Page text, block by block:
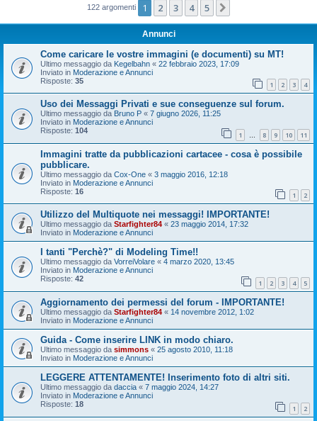
122 argomenti 1 2 3 4 5
Annunci
Come caricare le vostre immagini (e documenti) su MT!
Ultimo messaggio da Kegelbahn « 22 febbraio 2023, 17:09
Inviato in Moderazione e Annunci
Risposte: 35 1 2 3 4
Uso dei Messaggi Privati e sue conseguenze sul forum.
Ultimo messaggio da Bruno P « 7 giugno 2026, 11:25
Inviato in Moderazione e Annunci
Risposte: 104 1 … 8 9 10 11
Immagini tratte da pubblicazioni cartacee - cosa è possibile
pubblicare.
Ultimo messaggio da Cox-One « 3 maggio 2016, 12:18
Inviato in Moderazione e Annunci
Risposte: 16 1 2
Utilizzo del Multiquote nei messaggi! IMPORTANTE!
Ultimo messaggio da Starfighter84 « 23 maggio 2014, 17:32
Inviato in Moderazione e Annunci
I tanti "Perchè?" di Modeling Time!!
Ultimo messaggio da VorreiVolare « 4 marzo 2020, 13:45
Inviato in Moderazione e Annunci
Risposte: 42 1 2 3 4 5
Aggiornamento dei permessi del forum - IMPORTANTE!
Ultimo messaggio da Starfighter84 « 14 novembre 2012, 1:02
Inviato in Moderazione e Annunci
Guida - Come inserire LINK in modo chiaro.
Ultimo messaggio da simmons « 25 agosto 2010, 11:18
Inviato in Moderazione e Annunci
LEGGERE ATTENTAMENTE! Inserimento foto di altri siti.
Ultimo messaggio da daccia « 7 maggio 2024, 14:27
Inviato in Moderazione e Annunci
Risposte: 18 1 2